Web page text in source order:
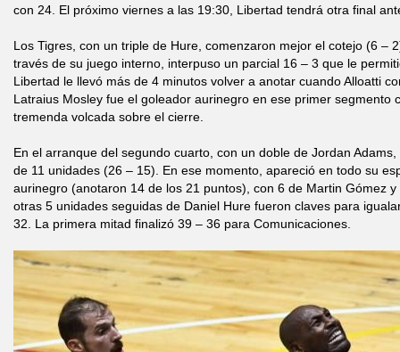
con 24. El próximo viernes a las 19:30, Libertad tendrá otra final
Los Tigres, con un triple de Hure, comenzaron mejor el cotejo (6 –
través de su juego interno, interpuso un parcial 16 – 3 que le
Libertad le llevó más de 4 minutos volver a anotar cuando Alloatti
Latraius Mosley fue el goleador aurinegro en ese primer segmento
tremenda volcada sobre el cierre.
En el arranque del segundo cuarto, con un doble de Jordan
de 11 unidades (26 – 15). En ese momento, apareció en todo su
aurinegro (anotaron 14 de los 21 puntos), con 6 de Martin Gómez
otras 5 unidades seguidas de Daniel Hure fueron claves para
32. La primera mitad finalizó 39 – 36 para Comunicaciones.